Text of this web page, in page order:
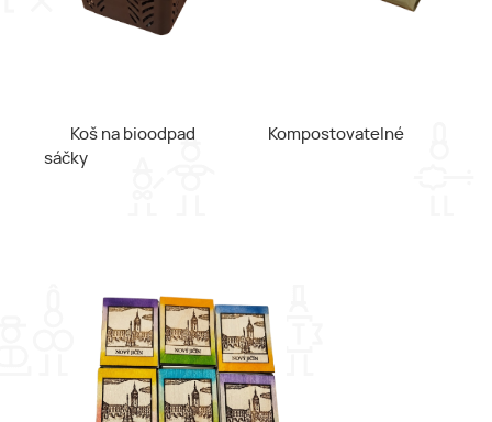
Koš na bioodpad Kompostovatelné
sáčky